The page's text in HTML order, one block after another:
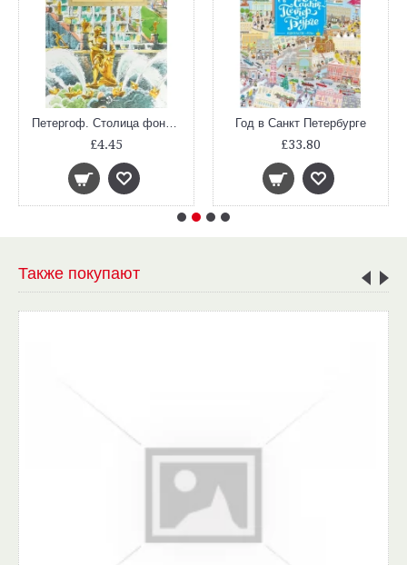
£4.45
Год в Санкт Петербурге
£33.80
Также покупают